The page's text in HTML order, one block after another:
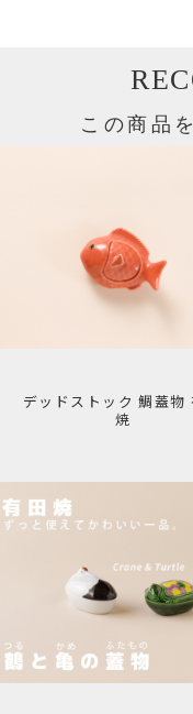
この商品
デッドストック 鯛蓋物
焼